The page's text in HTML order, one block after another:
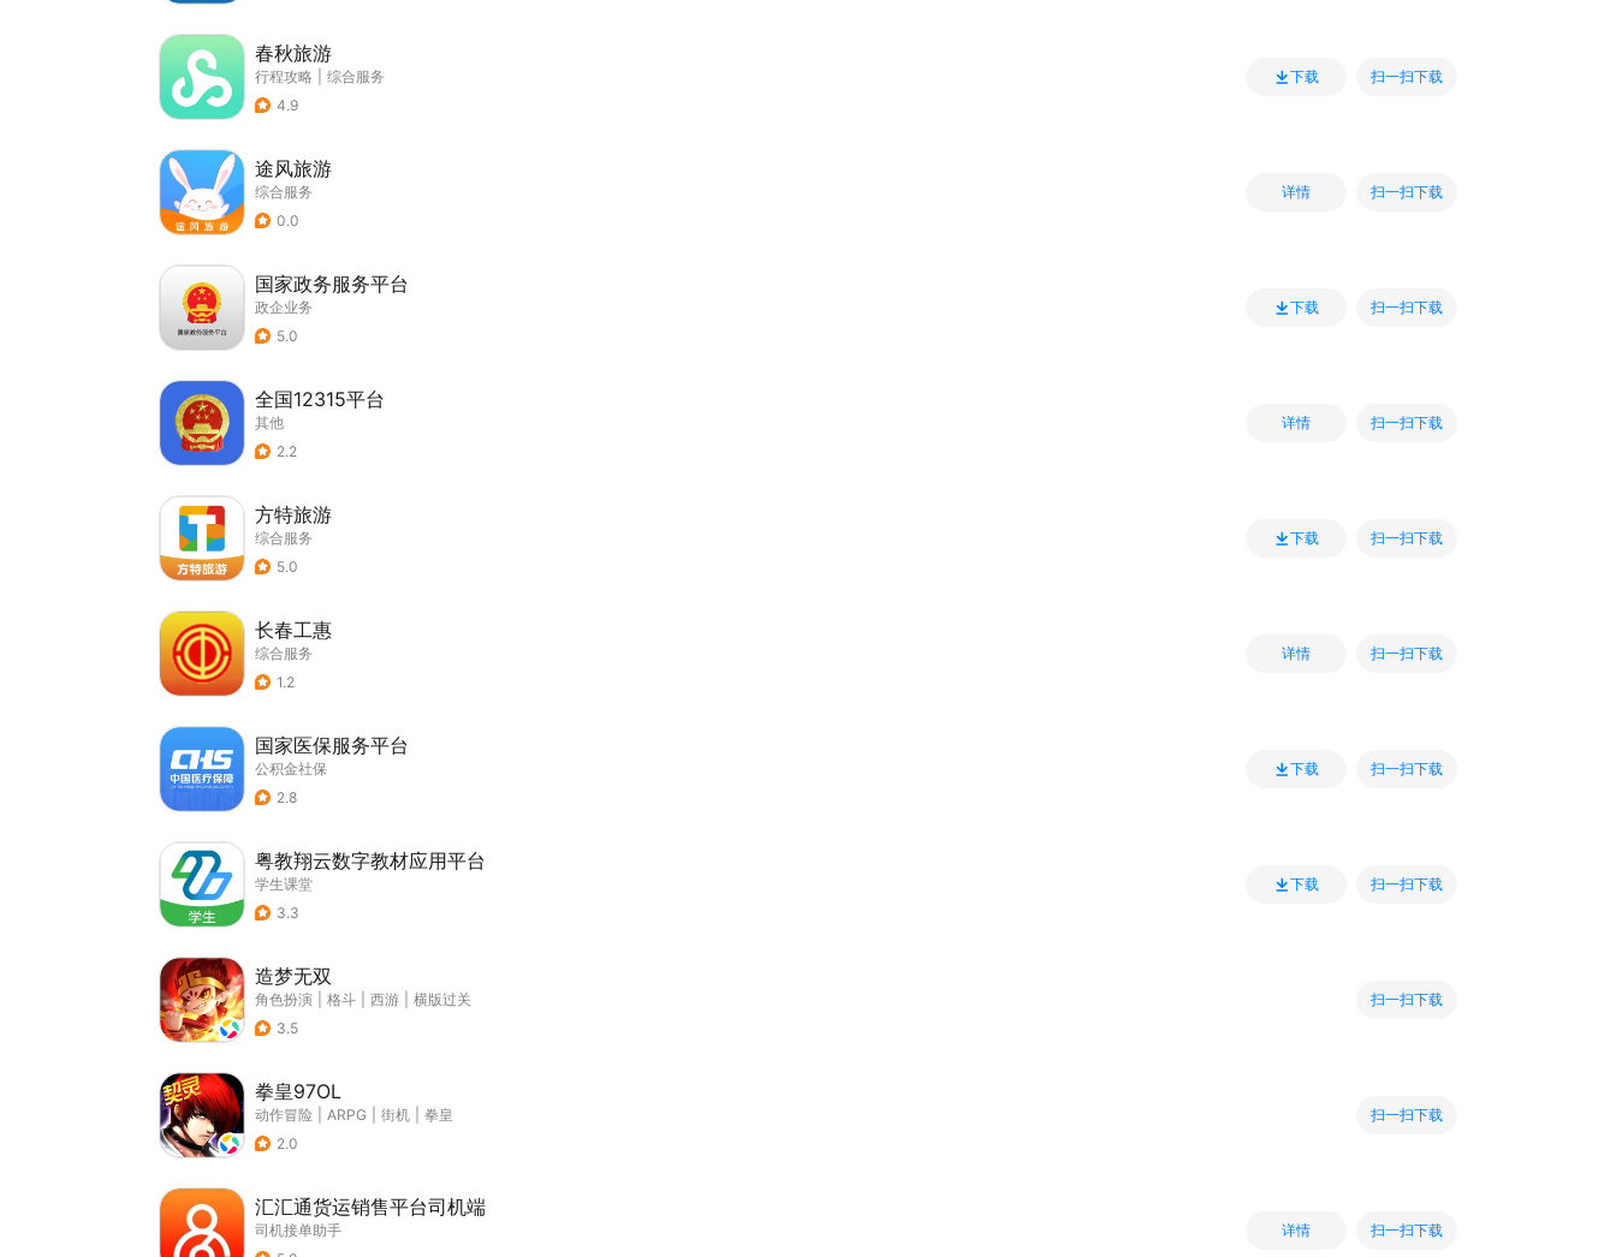
春秋旅游
行程攻略
综合服务
4.9
下载 扫一扫下载
途风旅游
综合服务
0.0
详情 扫一扫下载
国家政务服务平台
政企业务
5.0
下载 扫一扫下载
全国12315平台
其他
2.2
详情 扫一扫下载
方特旅游
综合服务
5.0
下载 扫一扫下载
长春工惠
综合服务
1.2
详情 扫一扫下载
国家医保服务平台
公积金社保
2.8
下载 扫一扫下载
粤教翔云数字教材应用平台
学生课堂
3.3
下载 扫一扫下载
造梦无双
角色扮演 格斗 西游
横版过关
3.5
扫一扫下载
拳皇97OL
动作冒险 ARPG 街机
拳皇
2.0
扫一扫下载
汇汇通货运销售平台司机端
司机接单助手
详情 扫一扫下载